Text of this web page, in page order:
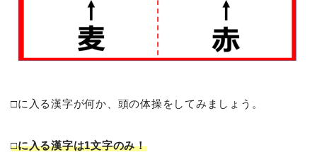
□に入る漢字が何か、頭の体操をしてみましょう。
□に入る漢字は1文字のみ！